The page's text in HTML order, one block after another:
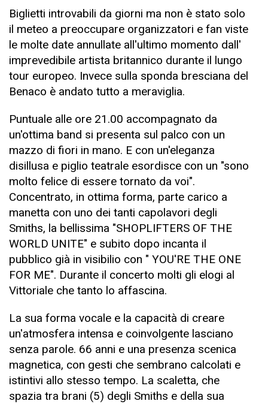
Biglietti introvabili da giorni ma non è stato solo
il meteo a preoccupare organizzatori e fan viste
le molte date annullate all'ultimo momento dall'
imprevedibile artista britannico durante il lungo
tour europeo. Invece sulla sponda bresciana del
Benaco è andato tutto a meraviglia.
Puntuale alle ore 21.00 accompagnato da
un'ottima band si presenta sul palco con un
mazzo di fiori in mano. E con un'eleganza
disillusa e piglio teatrale esordisce con un "sono
molto felice di essere tornato da voi".
Concentrato, in ottima forma, parte carico a
manetta con uno dei tanti capolavori degli
Smiths, la bellissima "SHOPLIFTERS OF THE
WORLD UNITE" e subito dopo incanta il
pubblico già in visibilio con " YOU'RE THE ONE
FOR ME". Durante il concerto molti gli elogi al
Vittoriale che tanto lo affascina.
La sua forma vocale e la capacità di creare
un'atmosfera intensa e coinvolgente lasciano
senza parole. 66 anni e una presenza scenica
magnetica, con gesti che sembrano calcolati e
istintivi allo stesso tempo. La scaletta, che
spazia tra brani (5) degli Smiths e della sua